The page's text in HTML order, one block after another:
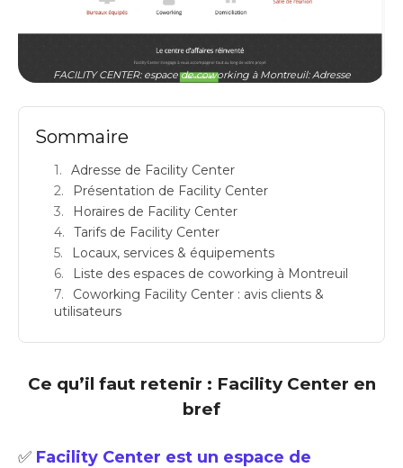
FACILITY CENTER: espace de coworking à Montreuil: Adresse
Sommaire
Adresse de Facility Center
Présentation de Facility Center
Horaires de Facility Center
Tarifs de Facility Center
Locaux, services & équipements
Liste des espaces de coworking à Montreuil
Coworking Facility Center : avis clients &
utilisateurs
Ce qu’il faut retenir : Facility Center en
bref
✅ Facility Center est un espace de